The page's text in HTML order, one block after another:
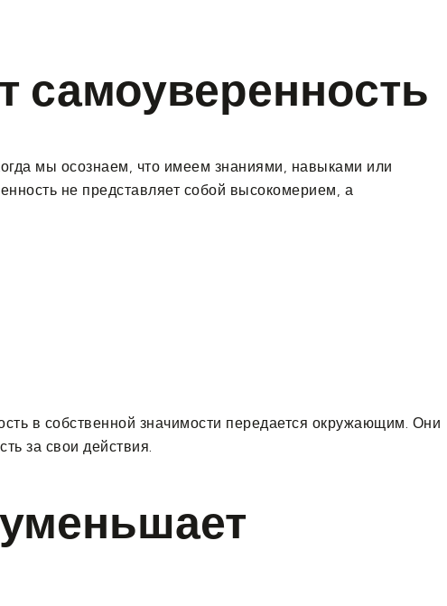
самоуверенность
мы осознаем, что имеем знаниями, навыками или
не представляет собой высокомерием, а
в собственной значимости передается окружающим. Они
за свои действия.